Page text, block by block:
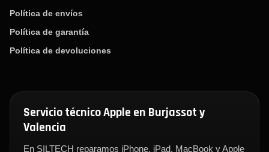
Política de envíos
Política de garantía
Política de devoluciones
Servicio técnico Apple en Burjassot y
Valencia
En SILTECH reparamos iPhone, iPad, MacBook y Apple